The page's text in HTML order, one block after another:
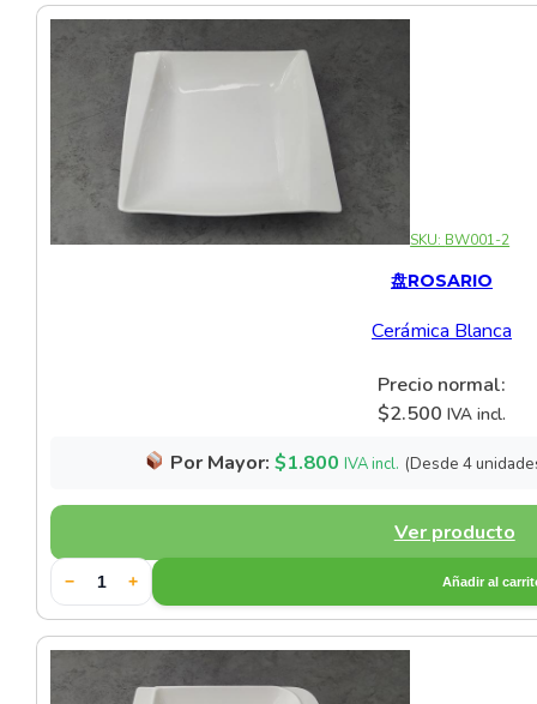
SKU: BW001-2
盘ROSARIO
Cerámica Blanca
Precio normal:
$2.500 IVA incl.
Por Mayor: $1.800 IVA incl. (Desde 4
Ver producto
− + Añadir al